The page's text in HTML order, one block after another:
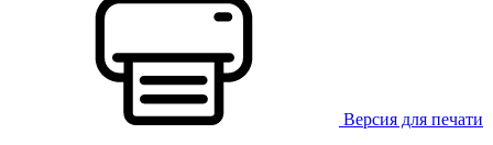
Версия для печати